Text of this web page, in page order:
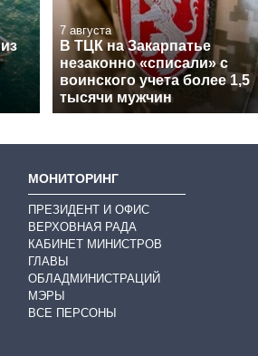
7 августа
В ТЦК на Закарпатье
незаконно «списали» с
воинского учета более 1,5
тысячи мужчин
МОНИТОРИНГ
ПРЕЗИДЕНТ И ОФИС
ВЕРХОВНАЯ РАДА
КАБИНЕТ МИНИСТРОВ
ГЛАВЫ
ОБЛАДМИНИСТРАЦИЙ
МЭРЫ
ВСЕ ПЕРСОНЫ